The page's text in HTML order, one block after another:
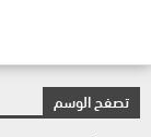
تصفح الوسم